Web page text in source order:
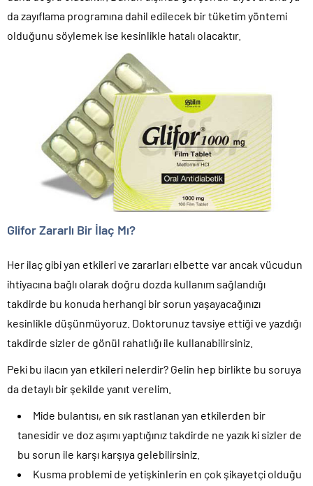
da zayıflama programına dahil edilecek bir tüketim yöntemi
olduğunu söylemek ise kesinlikle hatalı olacaktır.
Glifor Zararlı Bir İlaç Mı?
Her ilaç gibi yan etkileri ve zararları elbette var ancak vücudun
ihtiyacına bağlı olarak doğru dozda kullanım sağlandığı
takdirde bu konuda herhangi bir sorun yaşayacağınızı
kesinlikle düşünmüyoruz. Doktorunuz tavsiye ettiği ve yazdığı
takdirde sizler de gönül rahatlığı ile kullanabilirsiniz.
Peki bu ilacın yan etkileri nelerdir? Gelin hep birlikte bu soruya
da detaylı bir şekilde yanıt verelim.
Mide bulantısı, en sık rastlanan yan etkilerden bir
tanesidir ve doz aşımı yaptığınız takdirde ne yazık ki sizler de
bu sorun ile karşı karşıya gelebilirsiniz.
Kusma problemi de yetişkinlerin en çok şikayetçi olduğu